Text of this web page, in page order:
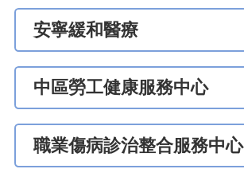
安寧緩和醫療
中區勞工健康服務中心
職業傷病診治整合服務中心